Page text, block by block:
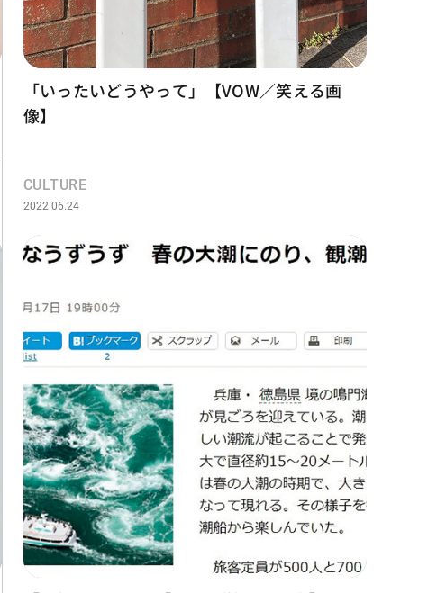
「いったいどうやって」【VOW／笑える画
像】
CULTURE
2022.06.24